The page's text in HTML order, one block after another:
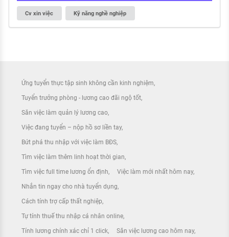
Cv xin việc Kỹ năng nghề nghiệp
Ứng tuyển thực tập sinh không cần kinh nghiệm
Tuyển trưởng phòng - lương cao đãi ngộ tốt
Săn việc làm quản lý lương cao
Việc đang tuyển – nộp hồ sơ liền tay
Bứt phá thu nhập với việc làm BĐS
Tìm việc làm thêm linh hoạt thời gian
Tìm việc full time lương ổn định Việc làm mới nhất hôm nay
Nhắn tin ngay cho nhà tuyển dụng
Cách tính trợ cấp thất nghiệp
Tự tính thuế thu nhập cá nhân online
Tính lương chính xác chỉ 1 click Săn việc lương cao hôm nay